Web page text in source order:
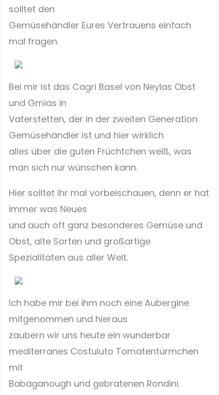
solltet den
Gemüsehändler Eures Vertrauens einfach
mal fragen.
Bei mir ist das Cagri Basel von Neylas Obst
und Gmias in
Vaterstetten, der in der zweiten Generation
Gemüsehändler ist und hier wirklich
alles über die guten Früchtchen weiß, was
man sich nur wünschen kann.
Hier solltet Ihr mal vorbeischauen, denn er hat
immer was Neues
und auch oft ganz besonderes Gemüse und
Obst, alte Sorten und großartige
Spezialitäten aus aller Welt.
Ich habe mir bei ihm noch eine Aubergine
mitgenommen und hieraus
zaubern wir uns heute ein wunderbar
mediterranes Costuluto Tomatentürmchen
mit
Babaganough und gebratenen Rondini.